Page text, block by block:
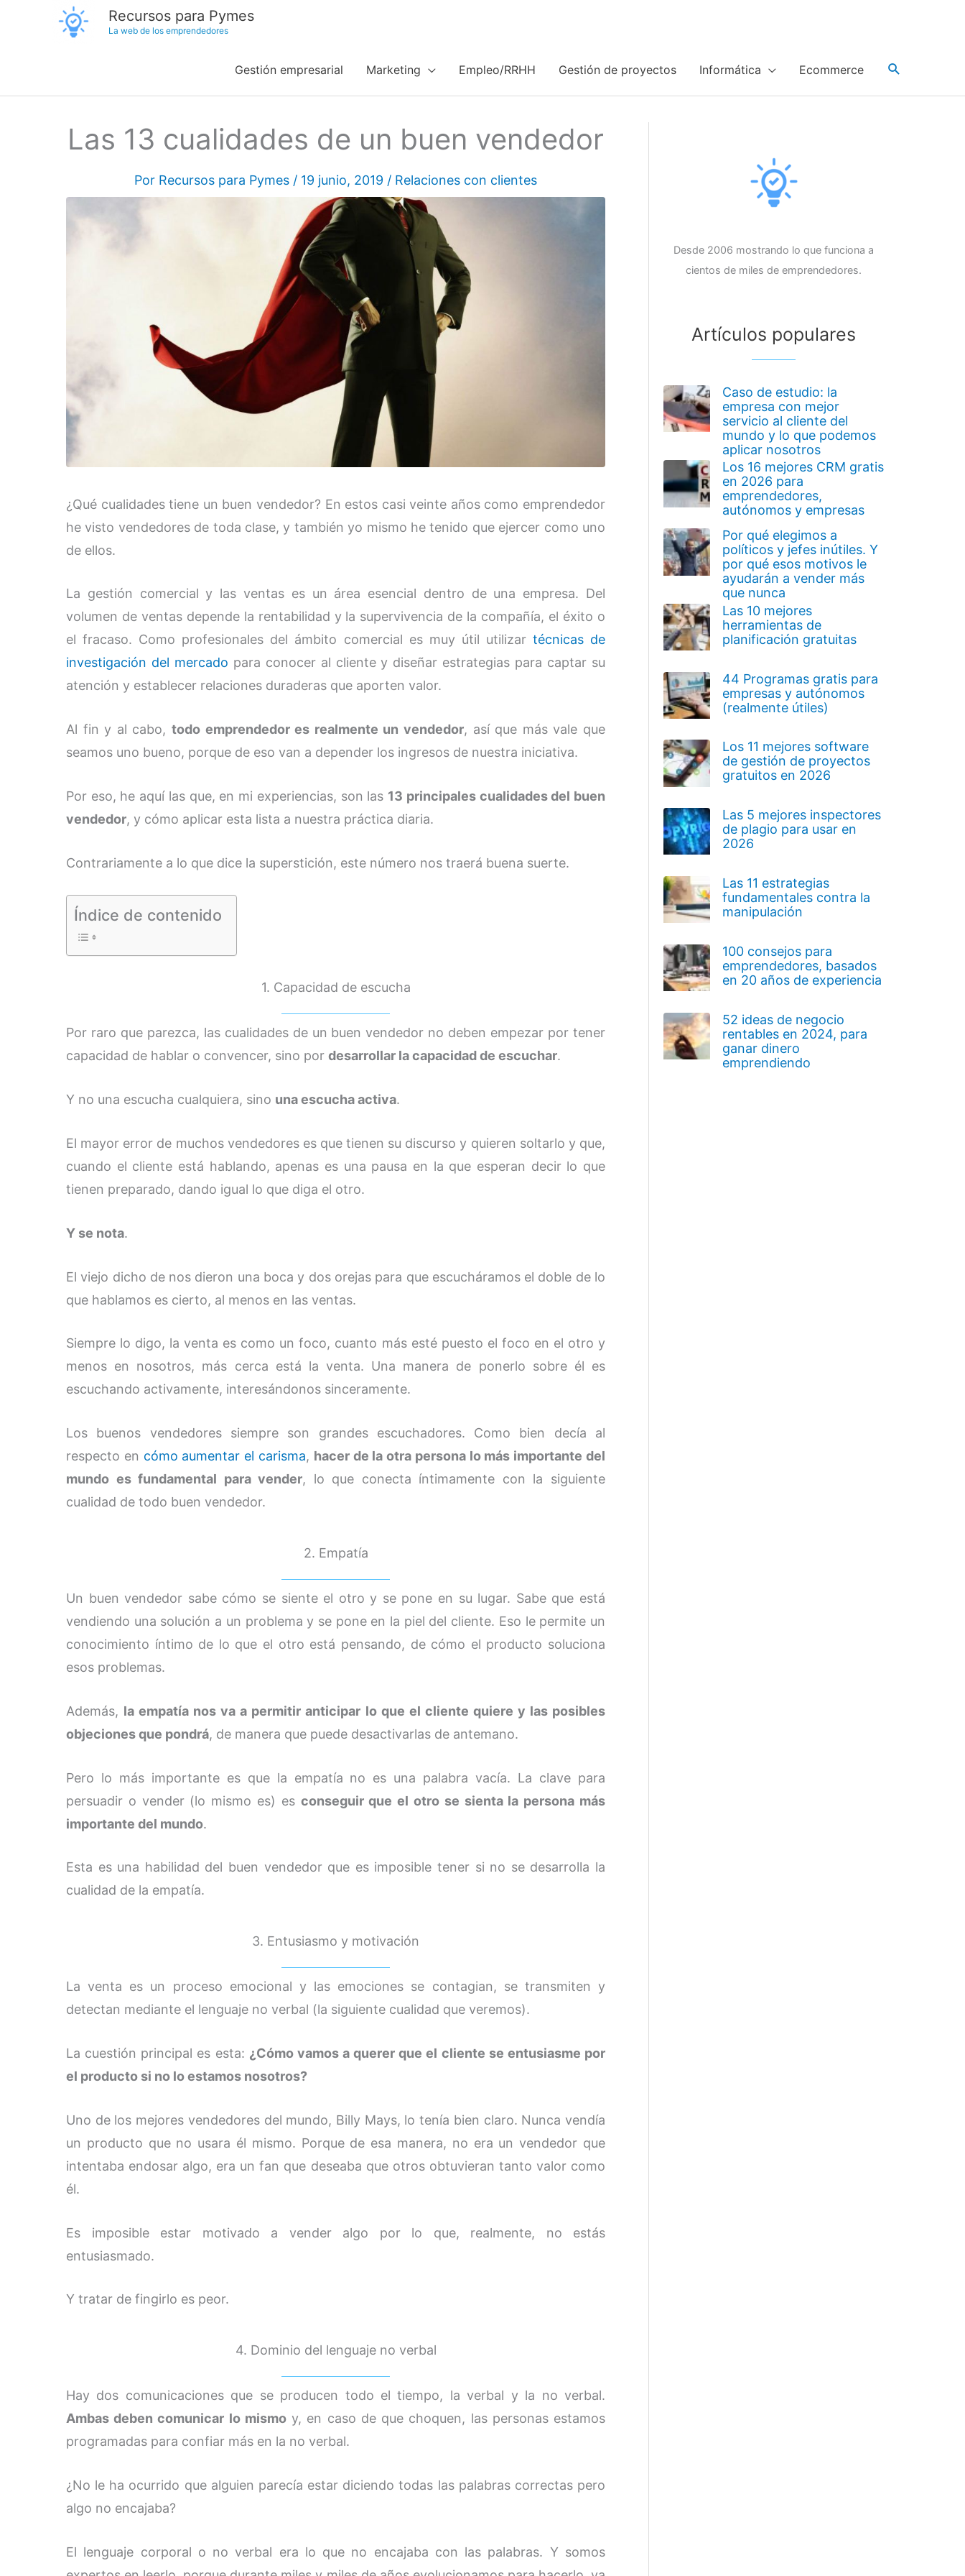
Recursos para Pymes
La web de los emprendedores
Gestión empresarial Marketing Empleo/RRHH Gestión de proyectos Informática Ecommerce
Las 13 cualidades de un buen vendedor
Por Recursos para Pymes / 19 junio, 2019 / Relaciones con clientes
¿Qué cualidades tiene un buen vendedor? En estos casi veinte años como emprendedor
he visto vendedores de toda clase, y también yo mismo he tenido que ejercer como uno
de ellos.
La gestión comercial y las ventas es un área esencial dentro de una empresa. Del
volumen de ventas depende la rentabilidad y la supervivencia de la compañía, el éxito o
el fracaso. Como profesionales del ámbito comercial es muy útil utilizar técnicas de
investigación del mercado para conocer al cliente y diseñar estrategias para captar su
atención y establecer relaciones duraderas que aporten valor.
Al fin y al cabo, todo emprendedor es realmente un vendedor, así que más vale que
seamos uno bueno, porque de eso van a depender los ingresos de nuestra iniciativa.
Por eso, he aquí las que, en mi experiencias, son las 13 principales cualidades del buen
vendedor, y cómo aplicar esta lista a nuestra práctica diaria.
Contrariamente a lo que dice la superstición, este número nos traerá buena suerte.
Índice de contenido
1. Capacidad de escucha
Por raro que parezca, las cualidades de un buen vendedor no deben empezar por tener
capacidad de hablar o convencer, sino por desarrollar la capacidad de escuchar.
Y no una escucha cualquiera, sino una escucha activa.
El mayor error de muchos vendedores es que tienen su discurso y quieren soltarlo y que,
cuando el cliente está hablando, apenas es una pausa en la que esperan decir lo que
tienen preparado, dando igual lo que diga el otro.
Y se nota.
El viejo dicho de nos dieron una boca y dos orejas para que escucháramos el doble de lo
que hablamos es cierto, al menos en las ventas.
Siempre lo digo, la venta es como un foco, cuanto más esté puesto el foco en el otro y
menos en nosotros, más cerca está la venta. Una manera de ponerlo sobre él es
escuchando activamente, interesándonos sinceramente.
Los buenos vendedores siempre son grandes escuchadores. Como bien decía al
respecto en cómo aumentar el carisma, hacer de la otra persona lo más importante del
mundo es fundamental para vender, lo que conecta íntimamente con la siguiente
cualidad de todo buen vendedor.
2. Empatía
Un buen vendedor sabe cómo se siente el otro y se pone en su lugar. Sabe que está
vendiendo una solución a un problema y se pone en la piel del cliente. Eso le permite un
conocimiento íntimo de lo que el otro está pensando, de cómo el producto soluciona
esos problemas.
Además, la empatía nos va a permitir anticipar lo que el cliente quiere y las posibles
objeciones que pondrá, de manera que puede desactivarlas de antemano.
Pero lo más importante es que la empatía no es una palabra vacía. La clave para
persuadir o vender (lo mismo es) es conseguir que el otro se sienta la persona más
importante del mundo.
Esta es una habilidad del buen vendedor que es imposible tener si no se desarrolla la
cualidad de la empatía.
3. Entusiasmo y motivación
La venta es un proceso emocional y las emociones se contagian, se transmiten y
detectan mediante el lenguaje no verbal (la siguiente cualidad que veremos).
La cuestión principal es esta: ¿Cómo vamos a querer que el cliente se entusiasme por
el producto si no lo estamos nosotros?
Uno de los mejores vendedores del mundo, Billy Mays, lo tenía bien claro. Nunca vendía
un producto que no usara él mismo. Porque de esa manera, no era un vendedor que
intentaba endosar algo, era un fan que deseaba que otros obtuvieran tanto valor como
él.
Es imposible estar motivado a vender algo por lo que, realmente, no estás
entusiasmado.
Y tratar de fingirlo es peor.
4. Dominio del lenguaje no verbal
Hay dos comunicaciones que se producen todo el tiempo, la verbal y la no verbal.
Ambas deben comunicar lo mismoy, en caso de que choquen, las personas estamos
programadas para confiar más en la no verbal.
¿No le ha ocurrido que alguien parecía estar diciendo todas las palabras correctas pero
algo no encajaba?
El lenguaje corporal o no verbal era lo que no encajaba con las palabras. Y somos
Desde 2006 mostrando lo que funciona a
cientos de miles de emprendedores.
Artículos populares
Caso de estudio: la
empresa con mejor
servicio al cliente del
mundo y lo que podemos
aplicar nosotros
Los 16 mejores CRM gratis
en 2026 para
emprendedores,
autónomos y empresas
Por qué elegimos a
políticos y jefes inútiles. Y
por qué esos motivos le
ayudarán a vender más
que nunca
Las 10 mejores
herramientas de
planificación gratuitas
44 Programas gratis para
empresas y autónomos
(realmente útiles)
Los 11 mejores software
de gestión de proyectos
gratuitos en 2026
Las 5 mejores inspectores
de plagio para usar en
2026
Las 11 estrategias
fundamentales contra la
manipulación
100 consejos para
emprendedores, basados
en 20 años de experiencia
52 ideas de negocio
rentables en 2024, para
ganar dinero
emprendiendo